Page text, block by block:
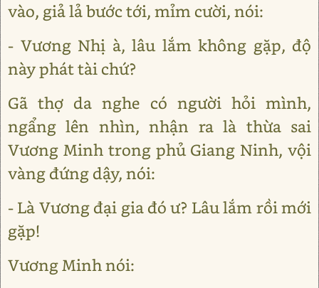
vào, giả lả bước tới, mỉm cười, nói:
- Vương Nhị à, lâu lắm không gặp, độ
này phát tài chứ?
Gã thợ da nghe có người hỏi mình,
ngẩng lên nhìn, nhận ra là thừa sai
Vương Minh trong phủ Giang Ninh, vội
vàng đứng dậy, nói:
- Là Vương đại gia đó ư? Lâu lắm rồi mới
gặp!
Vương Minh nói: